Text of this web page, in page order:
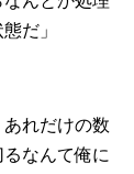
だ」
れだけの数
なんて俺に